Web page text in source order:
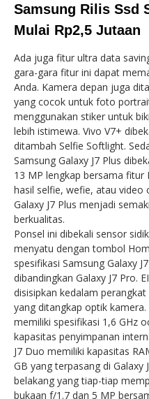
Samsung Rilis Ssd
Mulai Rp2,5 Jutaan
Ada juga fitur ultra data
gara-gara fitur ini dapat
Anda. Kamera depan juga
yang cocok untuk foto
menggunakan stiker untuk
lebih istimewa. Vivo V7+
ditambah Selfie Softlight.
Samsung Galaxy J7 Plus
13 MP lengkap bersama fitur
hasil selfie, wefie, atau video
Galaxy J7 Plus menjadi
berkualitas.
Ponsel ini dibekali sensor
menyatu dengan tombol
spesifikasi Samsung Galaxy
dibandingkan Galaxy J7 Pro.
disisipkan kedalam
yang ditangkap optik
memiliki spesifikasi 1,6 GHz
kapasitas penyimpanan
J7 Duo memiliki kapasitas
GB yang terpasang di Galaxy
belakang yang tiap-tiap
bukaan f/1.7 dan 5 MP